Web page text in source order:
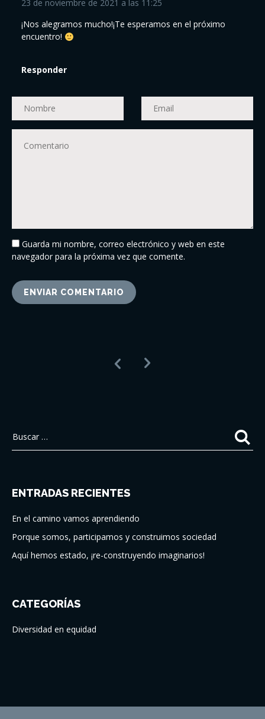
23 de noviembre de 2021 a las 11:25
¡Nos alegramos mucho!¡Te esperamos en el próximo
encuentro!
Responder
Guarda mi nombre, correo electrónico y web en este
navegador para la próxima vez que comente.
ENTRADAS RECIENTES
En el camino vamos aprendiendo
Porque somos, participamos y construimos sociedad
Aquí hemos estado, ¡re-construyendo imaginarios!
CATEGORÍAS
Diversidad en equidad